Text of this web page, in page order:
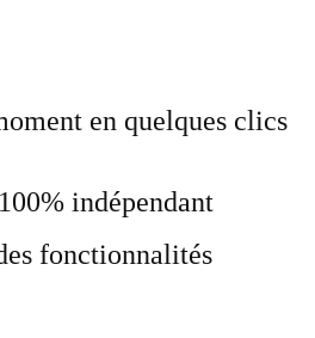
en quelques clics
indépendant
fonctionnalités